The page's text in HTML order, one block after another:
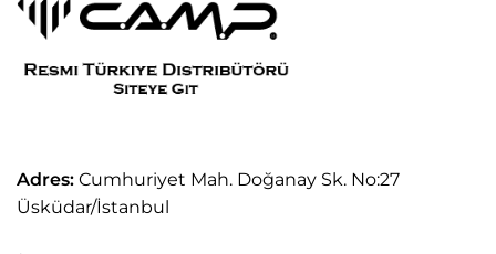
Adres: Cumhuriyet Mah. Doğanay Sk. No:27
Üsküdar/İstanbul